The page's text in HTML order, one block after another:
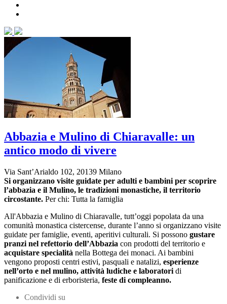
Abbazia e Mulino di Chiaravalle: un
antico modo di vivere
Via Sant’Arialdo 102, 20139 Milano
Si organizzano visite guidate per adulti e bambini per scoprire
l’abbazia e il Mulino, le tradizioni monastiche, il territorio
circostante. Per chi: Tutta la famiglia
All'Abbazia e Mulino di Chiaravalle, tutt’oggi popolata da una
comunità monastica cistercense, durante l’anno si organizzano visite
guidate per famiglie, eventi, aperitivi culturali. Si possono gustare
pranzi nel refettorio dell’Abbazia con prodotti del territorio e
acquistare specialità nella Bottega dei monaci. Ai bambini
vengono proposti centri estivi, pasquali e natalizi, esperienze
nell’orto e nel mulino, attività ludiche e laboratori di
panificazione e di erboristeria, feste di compleanno.
Condividi su